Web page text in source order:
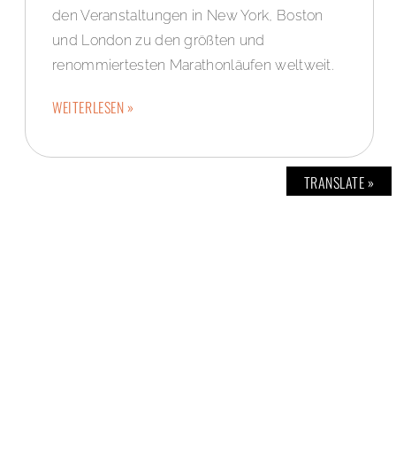
den Veranstaltungen in New York, Boston
und London zu den größten und
renommiertesten Marathonläufen weltweit.
WEITERLESEN »
TRANSLATE »